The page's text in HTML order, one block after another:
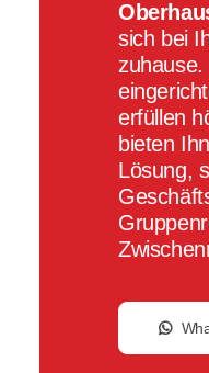
sich bei
erfüllen
bieten
Lösung,